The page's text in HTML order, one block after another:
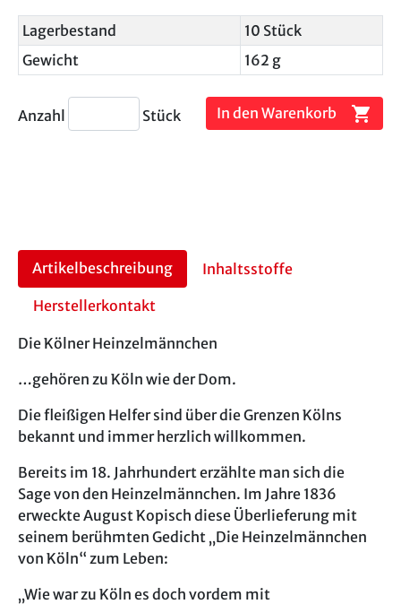
Lagerbestand
10 Stück
Gewicht
162 g
Anzahl Stück In den Warenkorb shopping_cart
Artikelbeschreibung Inhaltsstoffe
Herstellerkontakt
Die Kölner Heinzelmännchen
…gehören zu Köln wie der Dom.
Die fleißigen Helfer sind über die Grenzen Kölns
bekannt und immer herzlich willkommen.
Bereits im 18. Jahrhundert erzählte man sich die
Sage von den Heinzelmännchen. Im Jahre 1836
erweckte August Kopisch diese Überlieferung mit
seinem berühmten Gedicht „Die Heinzelmännchen
von Köln“ zum Leben:
„Wie war zu Köln es doch vordem mit